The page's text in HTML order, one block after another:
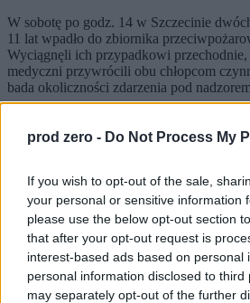
prod zero - Do Not Process My
If you wish to opt-out of the sale,
your personal or sensitive information
please use the below opt-out section
that after your opt-out request is
interest-based ads based on personal
personal information disclosed to
may separately opt-out of the further
W sobotę po godz. 14 w Szczecinie
11 lat wpadło do zbiornika
Wyciągnęli ich przypadkowi
medyczni przywrócili obu chłopcom
bada okoliczności zdarzenia pod
Dzisiaj 20:06
3 min
Kraj